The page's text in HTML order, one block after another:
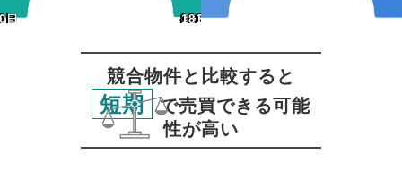
日
日 ~180日
~180日
181日~
181日~
競合物件と比較すると
短期
で売買できる可能
性が高い